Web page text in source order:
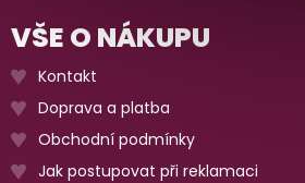
VŠE O NÁKUPU
Kontakt
Doprava a platba
Obchodní podmínky
Jak postupovat při reklamaci